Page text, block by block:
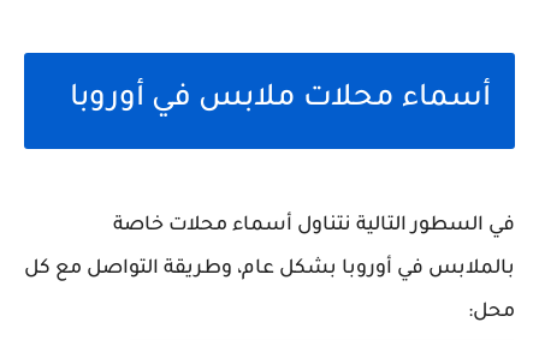
أسماء محلات ملابس في أوروبا
في السطور التالية نتناول أسماء محلات خاصة
بالملابس في أوروبا بشكل عام، وطريقة التواصل مع كل
محل: